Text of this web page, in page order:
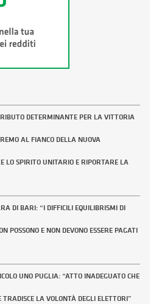
DETERMINANTE PER LA VITTORIA
AL FIANCO DELLA NUOVA
LO SPIRITO UNITARIO E RIPORTARE LA
DI BARI: “I DIFFICILI EQUILIBRISMI DI
POSSONO E NON DEVONO ESSERE PAGATI
UNO PUGLIA: “ATTO INADEGUATO CHE
LA VOLONTÀ DEGLI ELETTORI”